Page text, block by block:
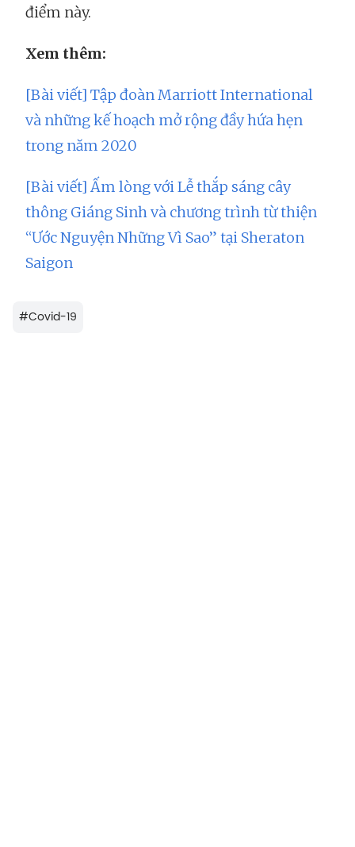
điểm này.
Xem thêm:
[Bài viết] Tập đoàn Marriott International
và những kế hoạch mở rộng đầy hứa hẹn
trong năm 2020
[Bài viết] Ấm lòng với Lễ thắp sáng cây
thông Giáng Sinh và chương trình từ thiện
“Ước Nguyện Những Vì Sao” tại Sheraton
Saigon
#Covid-19